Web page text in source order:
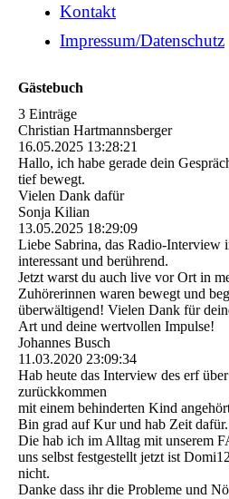
Kontakt
Impressum/Datenschutz
Gästebuch
3 Einträge
Christian Hartmannsberger
16.05.2025 13:28:21
Hallo, ich habe gerade dein
tief bewegt.
Vielen Dank dafür
Sonja Kilian
13.05.2025 18:29:09
Liebe Sabrina, das Radio-Interview
interessant und berührend.
Jetzt warst du auch live vor Ort in
Zuhörerinnen waren bewegt und
überwältigend! Vielen Dank für
Art und deine wertvollen Impulse!
Johannes Busch
11.03.2020 23:09:34
Hab heute das Interview des erf
zurückkommen
mit einem behinderten Kind
Bin grad auf Kur und hab Zeit dafür.
Die hab ich im Alltag mit unserem
uns selbst festgestellt jetzt ist
nicht.
Danke dass ihr die Probleme und